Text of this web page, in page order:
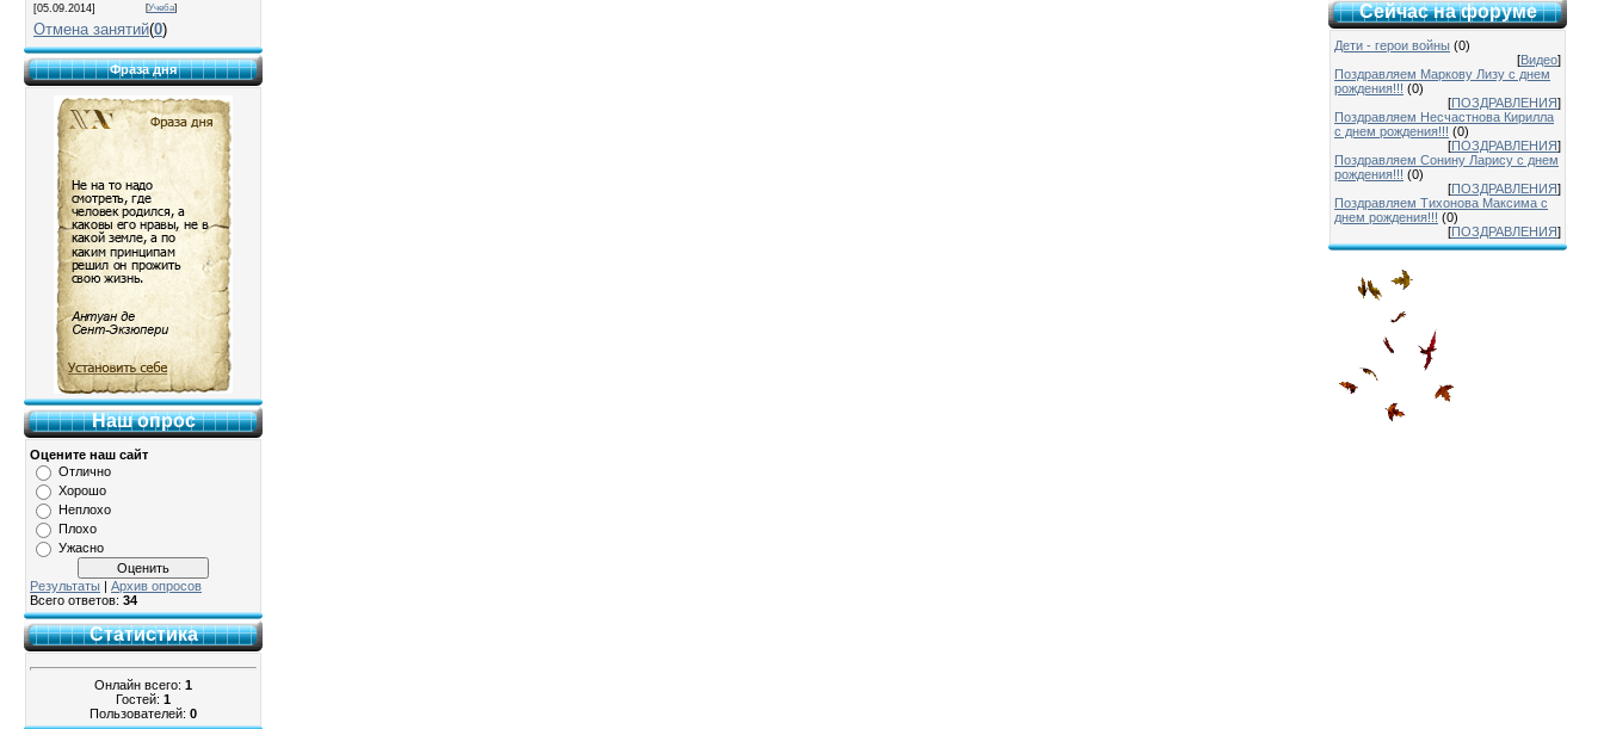
[05.09.2014] [Учеба]
Отмена занятий(0)
Фраза дня
Наш опрос
Оцените наш сайт
Отлично
Хорошо
Неплохо
Плохо
Ужасно
Результаты | Архив опросов
Всего ответов: 34
Статистика
Онлайн всего: 1
Гостей: 1
Пользователей: 0
Сейчас на форуме
Дети - герои войны (0)
[Видео]
Поздравляем Маркову Лизу с днем
рождения!!! (0)
[ПОЗДРАВЛЕНИЯ]
Поздравляем Несчастнова Кирилла
с днем рождения!!! (0)
[ПОЗДРАВЛЕНИЯ]
Поздравляем Сонину Ларису с днем
рождения!!! (0)
[ПОЗДРАВЛЕНИЯ]
Поздравляем Тихонова Максима с
днем рождения!!! (0)
[ПОЗДРАВЛЕНИЯ]